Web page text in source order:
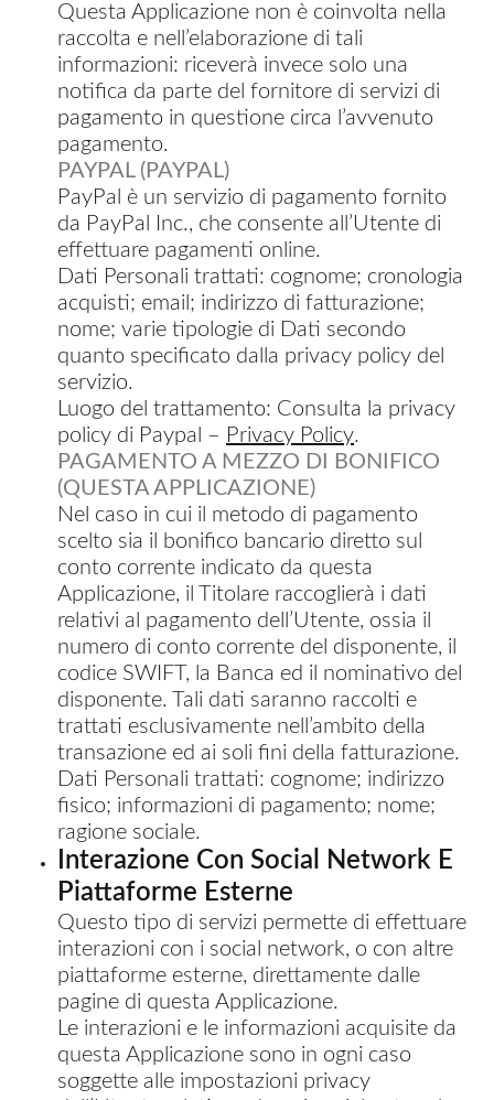
Questa Applicazione non è coinvolta nella
raccolta e nell’elaborazione di tali
informazioni: riceverà invece solo una
notifica da parte del fornitore di servizi di
pagamento in questione circa l’avvenuto
pagamento.
PAYPAL (PAYPAL)
PayPal è un servizio di pagamento fornito
da PayPal Inc., che consente all’Utente di
effettuare pagamenti online.
Dati Personali trattati: cognome; cronologia
acquisti; email; indirizzo di fatturazione;
nome; varie tipologie di Dati secondo
quanto specificato dalla privacy policy del
servizio.
Luogo del trattamento: Consulta la privacy
policy di Paypal – Privacy Policy.
PAGAMENTO A MEZZO DI BONIFICO
(QUESTA APPLICAZIONE)
Nel caso in cui il metodo di pagamento
scelto sia il bonifico bancario diretto sul
conto corrente indicato da questa
Applicazione, il Titolare raccoglierà i dati
relativi al pagamento dell’Utente, ossia il
numero di conto corrente del disponente, il
codice SWIFT, la Banca ed il nominativo del
disponente. Tali dati saranno raccolti e
trattati esclusivamente nell’ambito della
transazione ed ai soli fini della fatturazione.
Dati Personali trattati: cognome; indirizzo
fisico; informazioni di pagamento; nome;
ragione sociale.
Interazione Con Social Network E
Piattaforme Esterne
Questo tipo di servizi permette di effettuare
interazioni con i social network, o con altre
piattaforme esterne, direttamente dalle
pagine di questa Applicazione.
Le interazioni e le informazioni acquisite da
questa Applicazione sono in ogni caso
soggette alle impostazioni privacy